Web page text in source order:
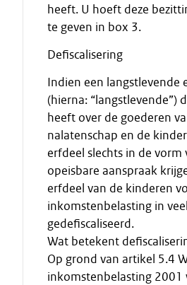
heeft. U hoeft deze
te geven in box 3.
Defiscalisering
Indien een langstlevende
(hierna: “langstlevende”)
heeft over de goederen
nalatenschap en de
erfdeel slechts in de vorm
opeisbare aanspraak
erfdeel van de kinderen
inkomstenbelasting in
gedefiscaliseerd.
Wat betekent
Op grond van artikel 5.4
inkomstenbelasting 2001